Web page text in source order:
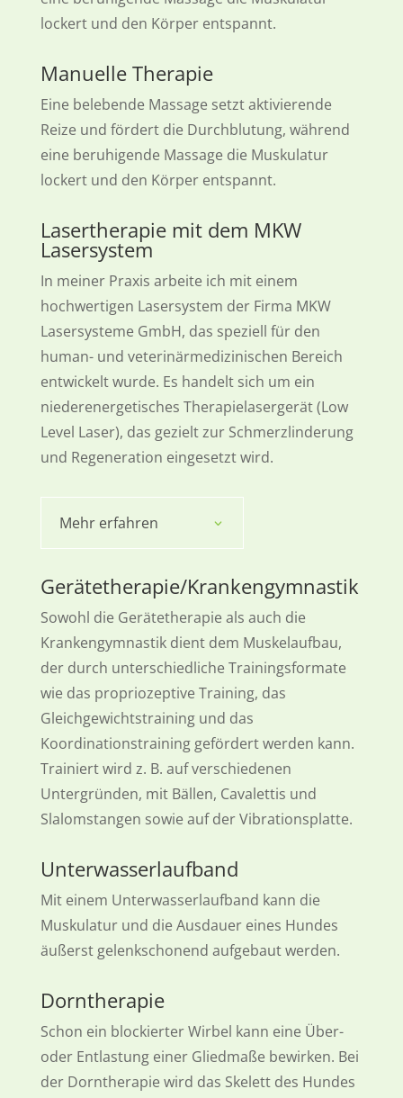
lockert und den Körper entspannt.
Manuelle Therapie
Eine belebende Massage setzt aktivierende
Reize und fördert die Durchblutung, während
eine beruhigende Massage die Muskulatur
lockert und den Körper entspannt.
Lasertherapie mit dem MKW
Lasersystem
In meiner Praxis arbeite ich mit einem
hochwertigen Lasersystem der Firma MKW
Lasersysteme GmbH, das speziell für den
human- und veterinärmedizinischen Bereich
entwickelt wurde. Es handelt sich um ein
niederenergetisches Therapielasergerät (Low
Level Laser), das gezielt zur Schmerzlinderung
und Regeneration eingesetzt wird.
Mehr erfahren
Gerätetherapie/Krankengymnastik
Sowohl die Gerätetherapie als auch die
Krankengymnastik dient dem Muskelaufbau,
der durch unterschiedliche Trainingsformate
wie das propriozeptive Training, das
Gleichgewichtstraining und das
Koordinationstraining gefördert werden kann.
Trainiert wird z. B. auf verschiedenen
Untergründen, mit Bällen, Cavalettis und
Slalomstangen sowie auf der Vibrationsplatte.
Unterwasserlaufband
Mit einem Unterwasserlaufband kann die
Muskulatur und die Ausdauer eines Hundes
äußerst gelenkschonend aufgebaut werden.
Dorntherapie
Schon ein blockierter Wirbel kann eine Über-
oder Entlastung einer Gliedmaße bewirken. Bei
der Dorntherapie wird das Skelett des Hundes